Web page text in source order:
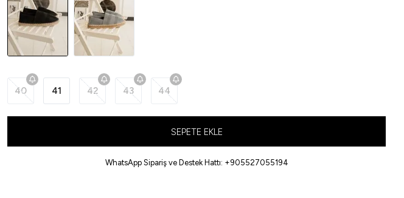
40 41 42 43 44
SEPETE EKLE
WhatsApp Sipariş ve Destek Hattı: +905527055194